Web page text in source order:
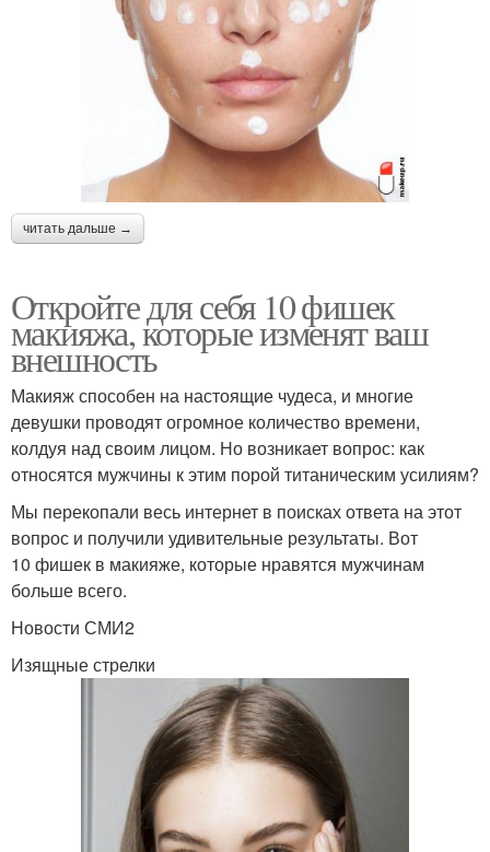
читать дальше →
Откройте для себя 10 фишек
макияжа, которые изменят ваш
внешность
Макияж способен на настоящие чудеса, и многие
девушки проводят огромное количество времени,
колдуя над своим лицом. Но возникает вопрос: как
относятся мужчины к этим порой титаническим усилиям?
Мы перекопали весь интернет в поисках ответа на этот
вопрос и получили удивительные результаты. Вот
10 фишек в макияже, которые нравятся мужчинам
больше всего.
Новости СМИ2
Изящные стрелки